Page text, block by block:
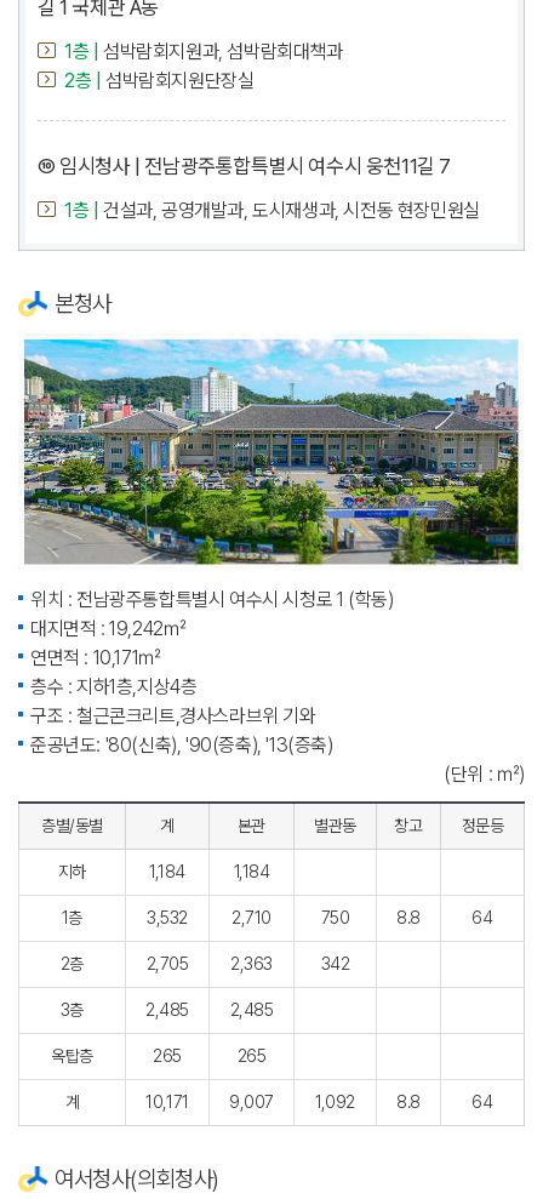
길 1 국제관 A동
1층 |
섬박람회지원과, 섬박람회대책과
2층 |
섬박람회지원단장실
⑩ 임시청사 | 전남광주통합특별시 여수시 웅천11길 7
1층 | 건설과, 공영개발과, 도시재생과, 시전동 현장민원실
본청사
위치 : 전남광주통합특별시 여수시 시청로 1 (학동)
대지면적 : 19,242㎡
연면적 : 10,171㎡
층수 : 지하1층,지상4층
구조 : 철근콘크리트,경사스라브위 기와
준공년도: '80(신축), '90(증축), '13(증축)
(단위 : ㎡)
층별/동별 계 본관 별관동 창고 정문등
지하 1,184 1,184
1층 3,532 2,710 750 8.8 64
2층 2,705 2,363 342
3층 2,485 2,485
옥탑층 265 265
계 10,171 9,007 1,092 8.8 64
여서청사(의회청사)